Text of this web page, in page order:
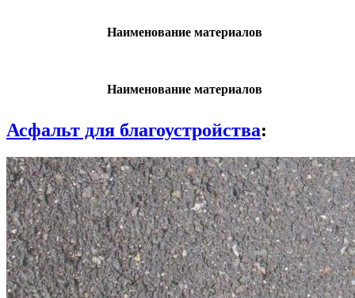
Наименование материалов
Наименование материалов
Асфальт для благоустройства: